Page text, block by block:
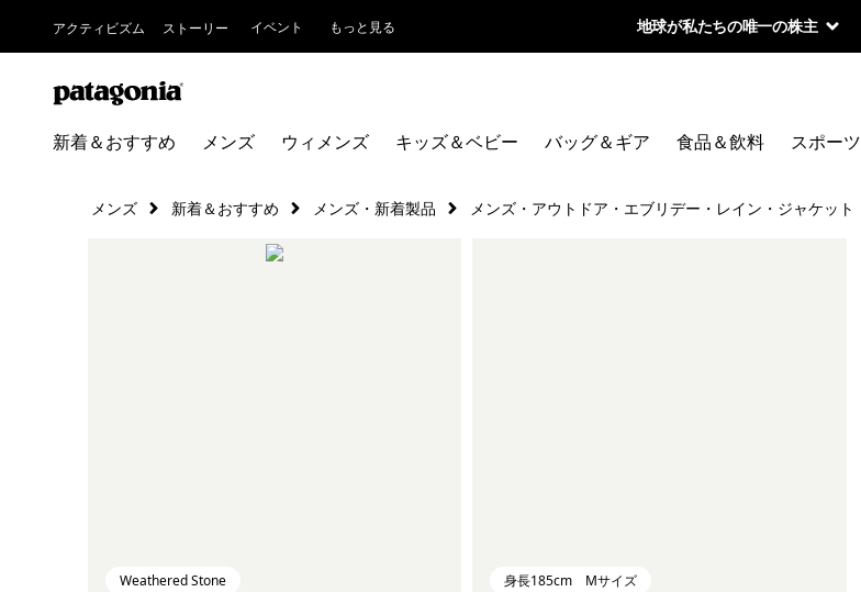
アクティビズム ストーリー イベント もっと見る 地球が私たちの唯一の株主
新着＆おすすめ メンズ ウィメンズ キッズ＆ベビー バッグ＆ギア 食品＆飲料 スポーツ
メンズ 新着＆おすすめ メンズ・新着製品 メンズ・アウトドア・エブリデー・レイン・ジャケット
Weathered Stone 身長185cm Mサイズ